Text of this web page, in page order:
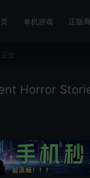
单机游戏 正版
正文
Horror